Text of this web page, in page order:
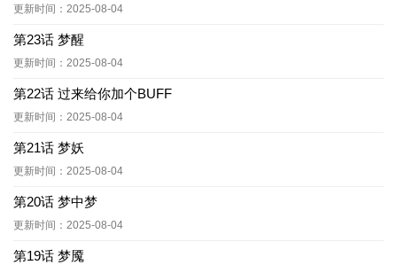
更新时间：2025-08-04
第23话 梦醒
更新时间：2025-08-04
第22话 过来给你加个BUFF
更新时间：2025-08-04
第21话 梦妖
更新时间：2025-08-04
第20话 梦中梦
更新时间：2025-08-04
第19话 梦魇